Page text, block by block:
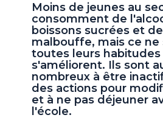
Moins de jeunes au
consomment de
boissons sucrées et
malbouffe, mais ce ne
toutes leurs habitudes
s'améliorent. Ils sont
nombreux à être
des actions pour
et à ne pas déjeuner
l'école.